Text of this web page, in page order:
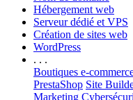
Hébergement web
Serveur dédié et VPS
Création de sites web
WordPress
. . .
Boutiques e-
PrestaShop Site
Marketing